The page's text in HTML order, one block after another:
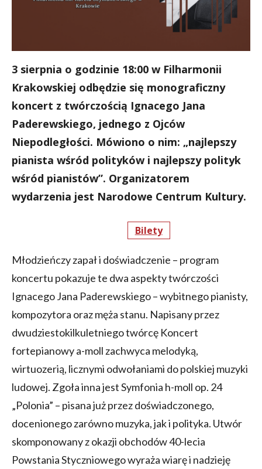
3 sierpnia o godzinie 18:00 w Filharmonii
Krakowskiej odbędzie się monograficzny
koncert z twórczością Ignacego Jana
Paderewskiego, jednego z Ojców
Niepodległości. Mówiono o nim: „najlepszy
pianista wśród polityków i najlepszy polityk
wśród pianistów”. Organizatorem
wydarzenia jest Narodowe Centrum Kultury.
Bilety
Młodzieńczy zapał i doświadczenie – program
koncertu pokazuje te dwa aspekty twórczości
Ignacego Jana Paderewskiego – wybitnego pianisty,
kompozytora oraz męża stanu. Napisany przez
dwudziestokilkuletniego twórcę Koncert
fortepianowy a-moll zachwyca melodyką,
wirtuozerią, licznymi odwołaniami do polskiej muzyki
ludowej. Zgoła inna jest Symfonia h-moll op. 24
„Polonia” – pisana już przez doświadczonego,
docenionego zarówno muzyka, jak i polityka. Utwór
skomponowany z okazji obchodów 40-lecia
Powstania Styczniowego wyraża wiarę i nadzieję